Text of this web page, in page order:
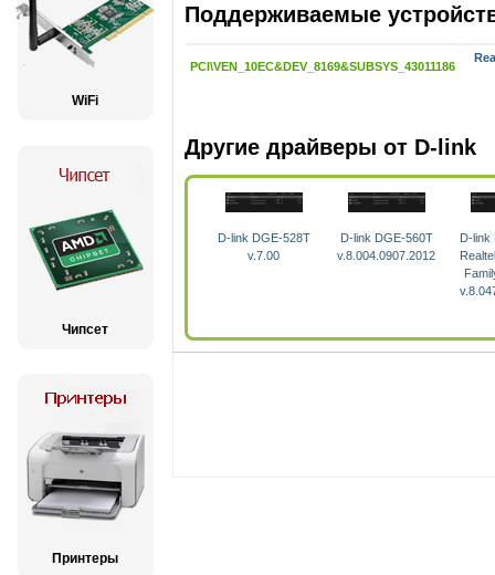
WiFi
Чипсет
Принтеры
Поддерживаемые
PCI\VEN_10EC&DEV_8169&SUBSYS_43011186
Другие драйверы от D-link
D-link DGE-528T
v.7.00
D-link DGE-560T
v.8.004.0907.2012
D-link